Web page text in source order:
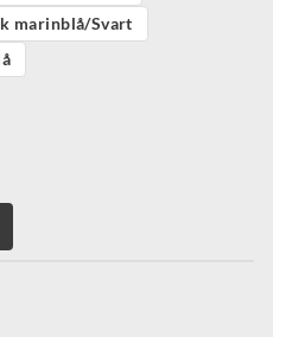
marinblå/Svart